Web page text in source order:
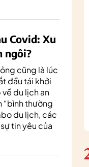
Covid: Xu
ngôi?
cũng là lúc
đầu tái khởi
du lịch an
“bình thường
du lịch, các
tin yêu của